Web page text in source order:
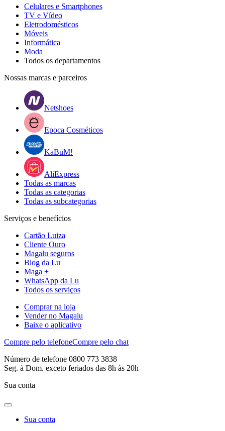
Celulares e Smartphones
TV e Vídeo
Eletrodomésticos
Móveis
Informática
Moda
Todos os departamentos
Nossas marcas e parceiros
Netshoes
Epoca Cosméticos
KaBuM!
AliExpress
Todas as marcas
Todas as categorias
Todas as subcategorias
Serviços e benefícios
Cartão Luiza
Cliente Ouro
Magalu seguros
Blog da Lu
Maga +
WhatsApp da Lu
Todos os serviços
Comprar na loja
Vender no Magalu
Baixe o aplicativo
Compre pelo telefoneCompre pelo chat
Número de telefone 0800 773 3838
Seg. à Dom. exceto feriados das 8h às 20h
Sua conta
Sua conta